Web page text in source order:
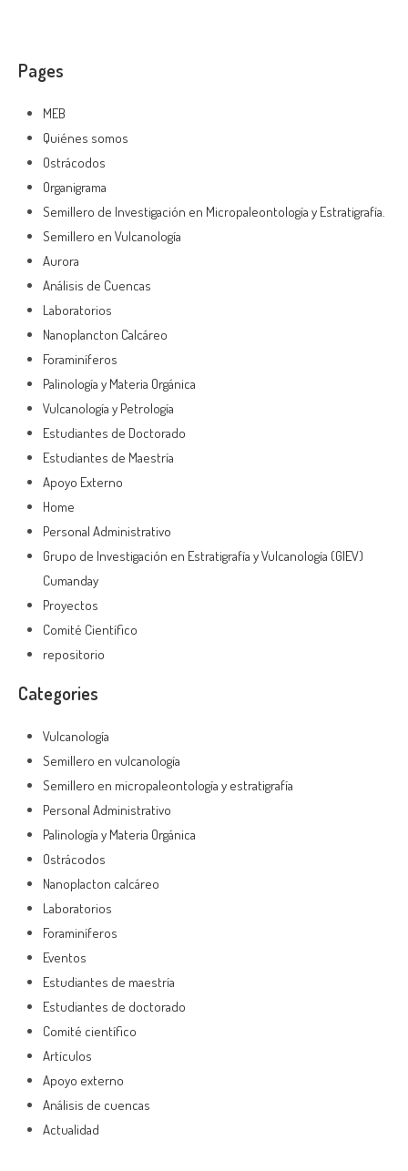
Pages
MEB
Quiénes somos
Ostrácodos
Organigrama
Semillero de Investigación en Micropaleontología y Estratigrafía.
Semillero en Vulcanología
Aurora
Análisis de Cuencas
Laboratorios
Nanoplancton Calcáreo
Foraminíferos
Palinología y Materia Orgánica
Vulcanología y Petrología
Estudiantes de Doctorado
Estudiantes de Maestría
Apoyo Externo
Home
Personal Administrativo
Grupo de Investigación en Estratigrafía y Vulcanología (GIEV)
Cumanday
Proyectos
Comité Científico
repositorio
Categories
Vulcanología
Semillero en vulcanología
Semillero en micropaleontología y estratigrafía
Personal Administrativo
Palinología y Materia Orgánica
Ostrácodos
Nanoplacton calcáreo
Laboratorios
Foraminíferos
Eventos
Estudiantes de maestría
Estudiantes de doctorado
Comité científico
Artículos
Apoyo externo
Análisis de cuencas
Actualidad